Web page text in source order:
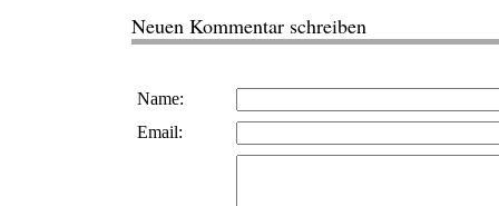
Neuen Kommentar schreiben
Name:
Email: